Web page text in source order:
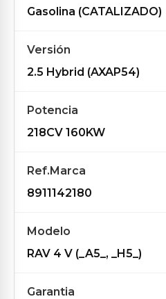
Gasolina (CATALIZADO)
Versión
2.5 Hybrid (AXAP54)
Potencia
218CV 160KW
Ref.Marca
8911142180
Modelo
RAV 4 V (_A5_, _H5_)
Garantia